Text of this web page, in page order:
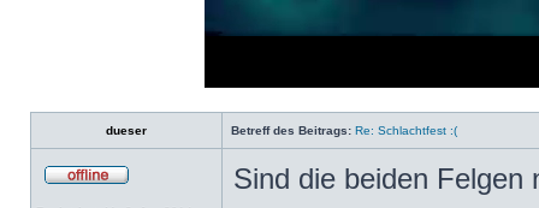
dueser Betreff des Beitrags: Re: Schlachtfest :(
Sind die beiden Felgen